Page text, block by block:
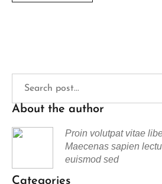
About the author
Proin volutpat vitae
Maecenas sapien
euismod sed
Categories